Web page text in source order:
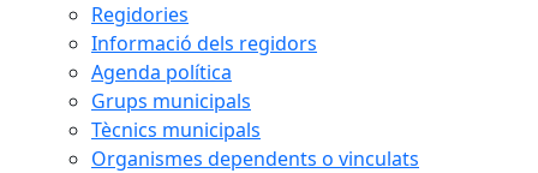
Regidories
Informació dels regidors
Agenda política
Grups municipals
Tècnics municipals
Organismes dependents o vinculats